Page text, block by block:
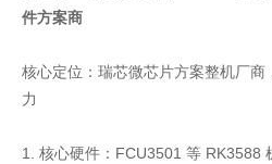
件方案商
核心定位：瑞芯微芯片方案整机厂
力
1. 核心硬件：FCU3501 等 RK3588